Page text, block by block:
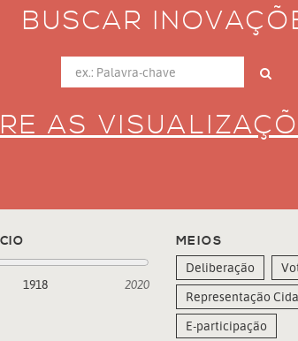
BUSCAR
AS
2020
1918
MEIOS
Deliberação
Representação
E-participação